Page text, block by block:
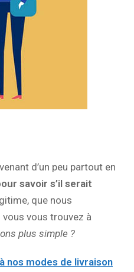
d’un peu partout en
savoir s’il serait
que nous
vous trouvez à
plus simple ?
nos modes de livraison